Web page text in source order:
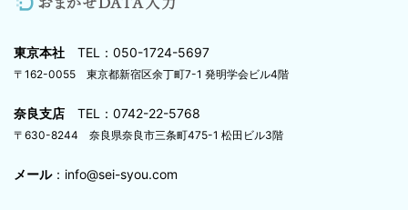
東京本社 TEL：050-1724-5697
〒162-0055 東京都新宿区余丁町7-1 発明学会ビル4階
奈良支店 TEL：0742-22-5768
〒630-8244 奈良県奈良市三条町475-1 松田ビル3階
メール：info@sei-syou.com